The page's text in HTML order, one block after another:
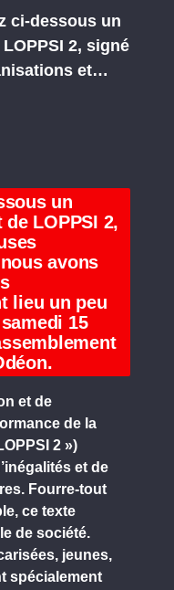
ci-dessous un
2, signé
et…
un
LOPPSI 2,
avons
lieu un peu
15
et de
de la
2 »)
et de
Fourre-tout
ce texte
de société.
jeunes,
spécialement